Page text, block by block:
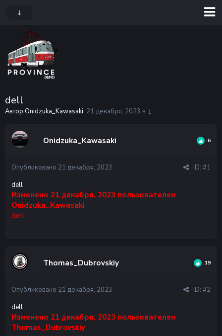
↓
dell
Автор Onidzuka_Kawasaki, 21 декабря, 2023 в ↓
Onidzuka_Kawasaki 6
· ID: #1
Опубликовано 21 декабря, 2023
dell
Изменено 21 декабря, 2023 пользователем
Onidzuka_Kawasaki
dell
Thomas_Dubrovskiy 19
· ID: #2
Опубликовано 21 декабря, 2023
dell
Изменено 21 декабря, 2023 пользователем
Thomas_Dubrovskiy